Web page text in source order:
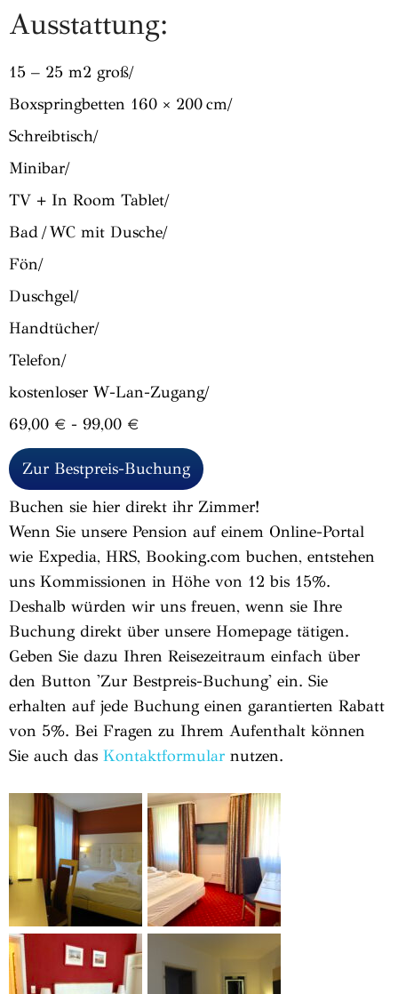
Ausstattung:
15 – 25 m2 groß/
Boxspringbetten 160 × 200 cm/
Schreibtisch/
Minibar/
TV + In Room Tablet/
Bad / WC mit Dusche/
Fön/
Duschgel/
Handtücher/
Telefon/
kostenloser W-Lan-Zugang/
69,00 € - 99,00 €
Zur Bestpreis-Buchung
Buchen sie hier direkt ihr Zimmer!
Wenn Sie unsere Pension auf einem Online-Portal
wie Expedia, HRS, Booking.com buchen, entstehen
uns Kommissionen in Höhe von 12 bis 15%.
Deshalb würden wir uns freuen, wenn sie Ihre
Buchung direkt über unsere Homepage tätigen.
Geben Sie dazu Ihren Reisezeitraum einfach über
den Button 'Zur Bestpreis-Buchung' ein. Sie
erhalten auf jede Buchung einen garantierten Rabatt
von 5%. Bei Fragen zu Ihrem Aufenthalt können
Sie auch das Kontaktformular nutzen.